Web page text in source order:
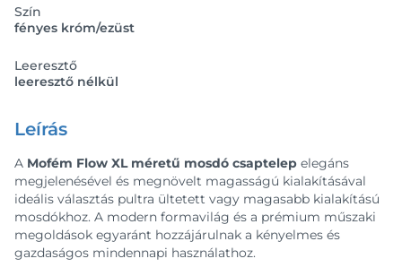
Szín
fényes króm/ezüst
Leeresztő
leeresztő nélkül
Leírás
A Mofém Flow XL méretű mosdó csaptelep elegáns
megjelenésével és megnövelt magasságú kialakításával
ideális választás pultra ültetett vagy magasabb kialakítású
mosdókhoz. A modern formavilág és a prémium műszaki
megoldások egyaránt hozzájárulnak a kényelmes és
gazdaságos mindennapi használathoz.